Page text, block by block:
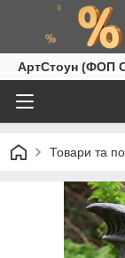
АртСтоун (ФОП
Товари та